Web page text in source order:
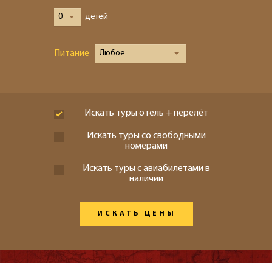
0 детей
Питание Любое
Искать туры отель + перелёт
Искать туры со свободными
номерами
Искать туры с авиабилетами в
наличии
ИСКАТЬ ЦЕНЫ